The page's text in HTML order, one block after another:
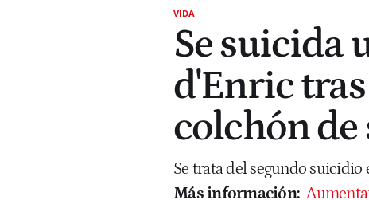
VIDA
Se suicida
d'Enric
colchón de
Se trata del segundo suicidio
Más información: